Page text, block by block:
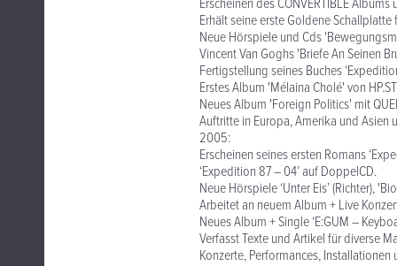
Erscheinen des CONVERTIBLE
Erhält seine erste Goldene
Neue Hörspiele und Cds
Vincent Van Goghs 'Briefe An Seinen
Fertigstellung seines Buches
Erstes Album 'Mélaina Cholé' von
Neues Album 'Foreign Politics' mit
Auftritte in Europa, Amerika und
2005:
Erscheinen seines ersten Romans
‘Expedition 87 – 04’ auf DoppelCD.
Neue Hörspiele ‘Unter Eis’ (Richter),
Arbeitet an neuem Album + Live
Neues Album + Single ‘E:GUM –
Verfasst Texte und Artikel für diverse
Konzerte, Performances, Installationen